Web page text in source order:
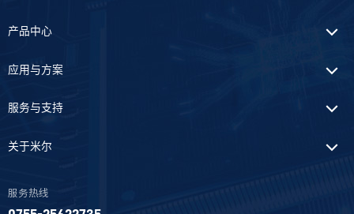
产品中心
应用与方案
服务与支持
关于米尔
服务热线